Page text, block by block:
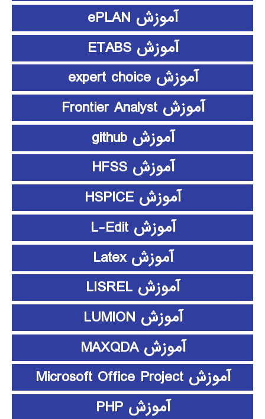
آموزش ePLAN
آموزش ETABS
آموزش expert choice
آموزش Frontier Analyst
آموزش github
آموزش HFSS
آموزش HSPICE
آموزش L-Edit
آموزش Latex
آموزش LISREL
آموزش LUMION
آموزش MAXQDA
آموزش Microsoft Office Project
آموزش PHP